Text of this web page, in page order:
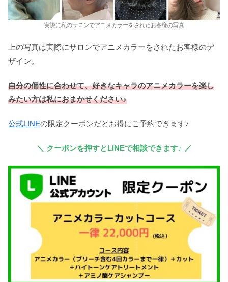
実際に私のサロンでアニメカラーをされたお客様の写真
上の写真は実際にサロンでアニメカラーをされたお客様のデ
ザイン。
自分の個性に合わせて、好きなキャラのアニメカラーを楽し
みたい方は私におまかせください♪
公式LINEの限定クーポンだとお得にご予約できます♪
＼ クーポンを押すとLINEで相談できます♪ ／